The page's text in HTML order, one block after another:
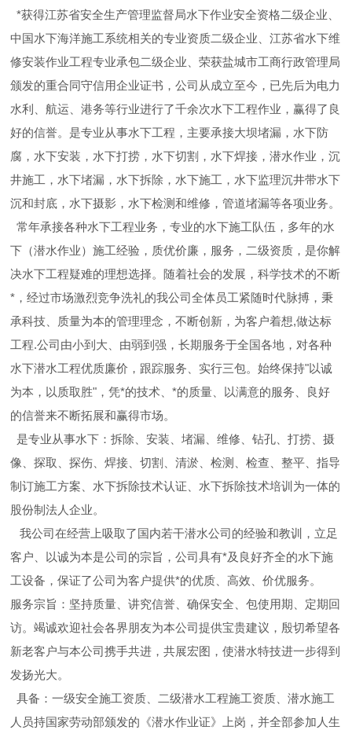
*获得江苏省安全生产管理监督局水下作业安全资格二级企业、
中国水下海洋施工系统相关的专业资质二级企业、江苏省水下维
修安装作业工程专业承包二级企业、荣获盐城市工商行政管理局
颁发的重合同守信用企业证书，公司从成立至今，已先后为电力
水利、航运、港务等行业进行了千余次水下工程作业，赢得了良
好的信誉。是专业从事水下工程，主要承接大坝堵漏，水下防
腐，水下安装，水下打捞，水下切割，水下焊接，潜水作业，沉
井施工，水下堵漏，水下拆除，水下施工，水下监理沉井带水下
沉和封底，水下摄影，水下检测和维修，管道堵漏等各项业务。
常年承接各种水下工程业务，专业的水下施工队伍，多年的水
下（潜水作业）施工经验，质优价廉，服务，二级资质，是你解
决水下工程疑难的理想选择。随着社会的发展，科学技术的不断
*，经过市场激烈竞争洗礼的我公司全体员工紧随时代脉搏，秉
承科技、质量为本的管理理念，不断创新，为客户着想,做达标
工程.公司由小到大、由弱到强，长期服务于全国各地，对各种
水下潜水工程优质廉价，跟踪服务、实行三包。始终保持"以诚
为本，以质取胜"，凭*的技术、*的质量、以满意的服务、良好
的信誉来不断拓展和赢得市场。
是专业从事水下：拆除、安装、堵漏、维修、钻孔、打捞、摄
像、探取、探伤、焊接、切割、清淤、检测、检查、整平、指导
制订施工方案、水下拆除技术认证、水下拆除技术培训为一体的
股份制法人企业。
我公司在经营上吸取了国内若干潜水公司的经验和教训，立足
客户、以诚为本是公司的宗旨，公司具有*及良好齐全的水下施
工设备，保证了公司为客户提供*的优质、高效、价优服务。
服务宗旨：坚持质量、讲究信誉、确保安全、包使用期、定期回
访。竭诚欢迎社会各界朋友为本公司提供宝贵建议，殷切希望各
新老客户与本公司携手共进，共展宏图，使潜水特技进一步得到
发扬光大。
具备：一级安全施工资质、二级潜水工程施工资质、潜水施工
人员持国家劳动部颁发的《潜水作业证》上岗，并全部参加人生